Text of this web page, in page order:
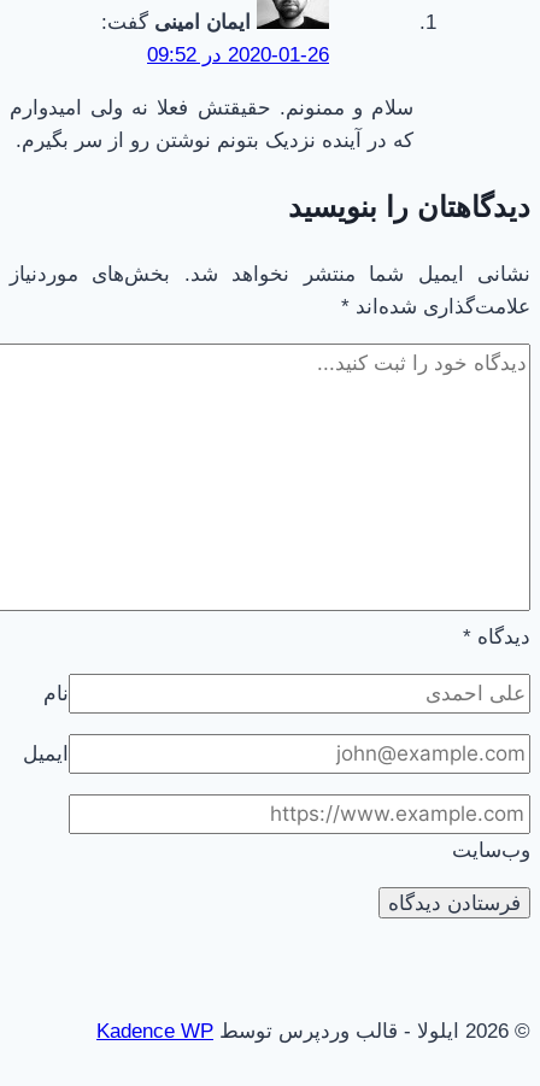
ایمان امینی گفت:
2020-01-26 در 09:52
سلام و ممنونم. حقیقتش فعلا نه ولی امیدوارم
که در آینده نزدیک بتونم نوشتن رو از سر بگیرم.
دیدگاهتان را بنویسید
نشانی ایمیل شما منتشر نخواهد شد.
بخش‌های موردنیاز
علامت‌گذاری شده‌اند *
دیدگاه *
نام
ایمیل
وب‌سایت
© 2026 ایلولا - قالب وردپرس توسط Kadence WP